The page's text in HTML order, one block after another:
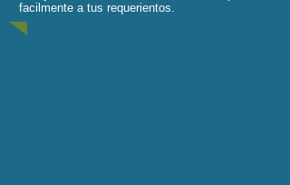
facilmente a tus requerientos.